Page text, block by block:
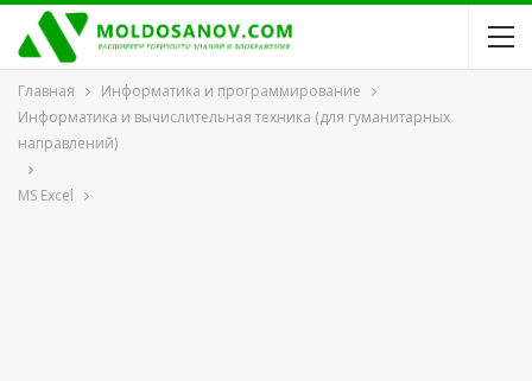
Главная
Информатика и программирование
Информатика и вычислительная техника (для гуманитарных
направлений)
MS Excel